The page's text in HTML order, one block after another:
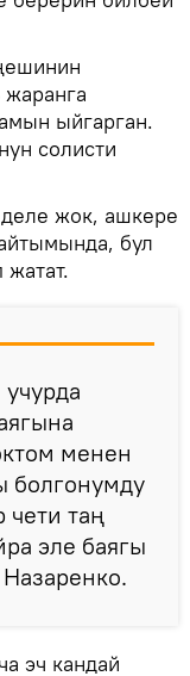
ыйгарган.
солисти
жок, ашкере
бул
менен
болгонумду
таң
эле баягы
эч кандай